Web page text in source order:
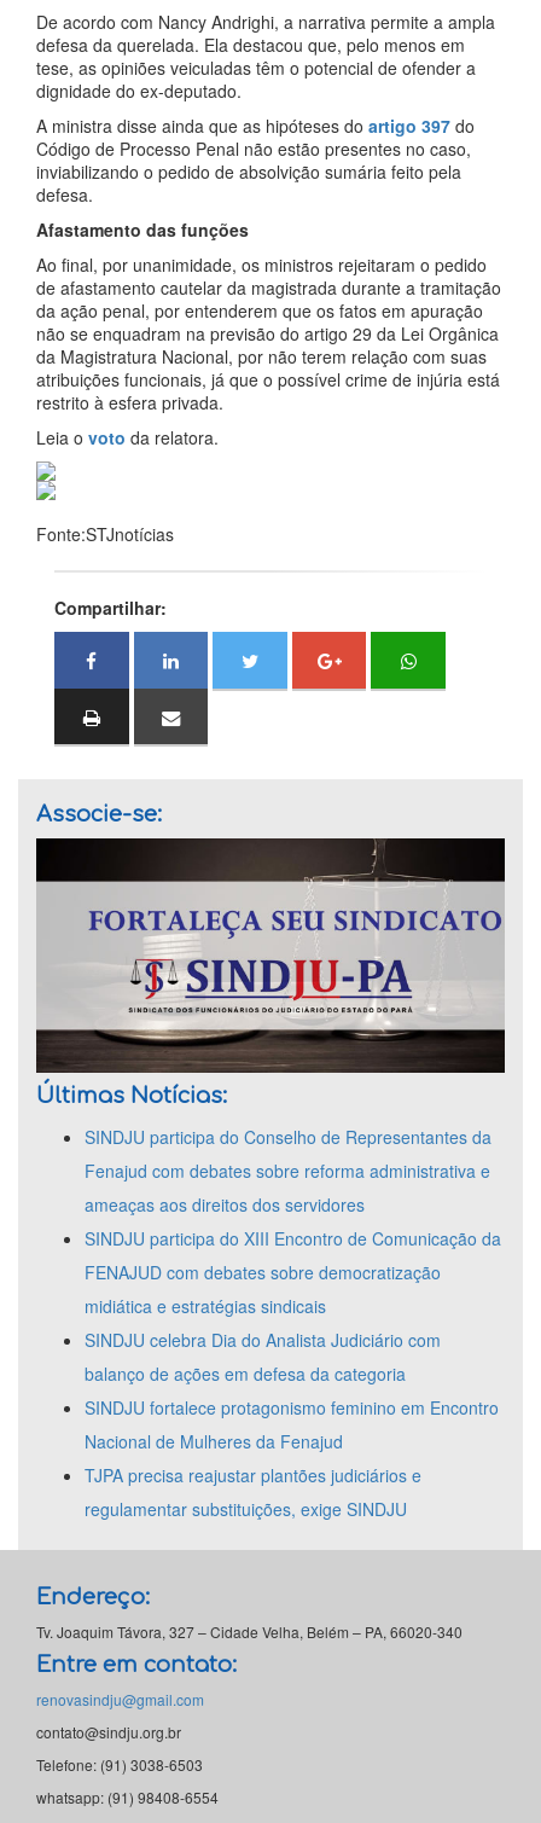
De acordo com Nancy Andrighi, a narrativa permite a ampla
defesa da querelada. Ela destacou que, pelo menos em
tese, as opiniões veiculadas têm o potencial de ofender a
dignidade do ex-deputado.
A ministra disse ainda que as hipóteses do artigo 397 do
Código de Processo Penal não estão presentes no caso,
inviabilizando o pedido de absolvição sumária feito pela
defesa.
Afastamento das funções
Ao final, por unanimidade, os ministros rejeitaram o pedido
de afastamento cautelar da magistrada durante a tramitação
da ação penal, por entenderem que os fatos em apuração
não se enquadram na previsão do artigo 29 da Lei Orgânica
da Magistratura Nacional, por não terem relação com suas
atribuições funcionais, já que o possível crime de injúria está
restrito à esfera privada.
Leia o voto da relatora.
Fonte:STJnotícias
Compartilhar:
Associe-se:
Últimas Notícias:
SINDJU participa do Conselho de Representantes da
Fenajud com debates sobre reforma administrativa e
ameaças aos direitos dos servidores
SINDJU participa do XIII Encontro de Comunicação da
FENAJUD com debates sobre democratização
midiática e estratégias sindicais
SINDJU celebra Dia do Analista Judiciário com
balanço de ações em defesa da categoria
SINDJU fortalece protagonismo feminino em Encontro
Nacional de Mulheres da Fenajud
TJPA precisa reajustar plantões judiciários e
regulamentar substituições, exige SINDJU
Endereço:
Tv. Joaquim Távora, 327 – Cidade Velha, Belém – PA, 66020-340
Entre em contato:
renovasindju@gmail.com
contato@sindju.org.br
Telefone: (91) 3038-6503
whatsapp: (91) 98408-6554